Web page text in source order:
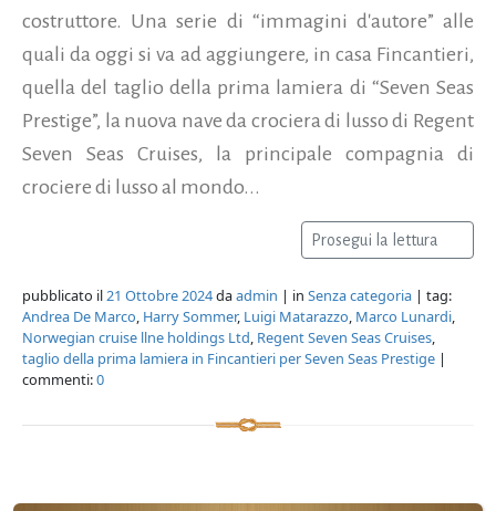
costruttore. Una serie di “immagini d'autore” alle
quali da oggi si va ad aggiungere, in casa Fincantieri,
quella del taglio della prima lamiera di “Seven Seas
Prestige”, la nuova nave da crociera di lusso di Regent
Seven Seas Cruises, la principale compagnia di
crociere di lusso al mondo...
Prosegui la lettura
pubblicato il21 Ottobre 2024daadmin | in Senza categoria | tag:
Andrea De Marco, Harry Sommer, Luigi Matarazzo, Marco Lunardi,
Norwegian cruise llne holdings Ltd, Regent Seven Seas Cruises,
taglio della prima lamiera in Fincantieri per Seven Seas Prestige |
commenti:0